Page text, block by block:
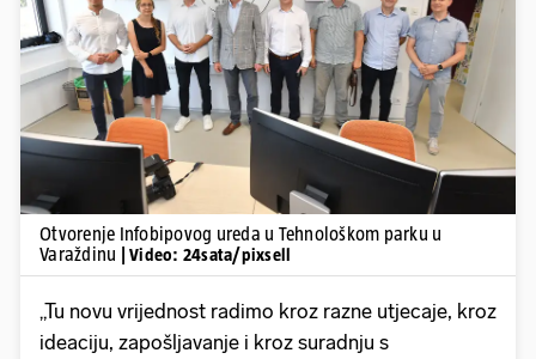
Pokretanje videa...
Otvorenje Infobipovog ureda u Tehnološkom parku u
Varaždinu
| Video: 24sata/pixsell
„Tu novu vrijednost radimo kroz razne utjecaje, kroz
ideaciju, zapošljavanje i kroz suradnju s